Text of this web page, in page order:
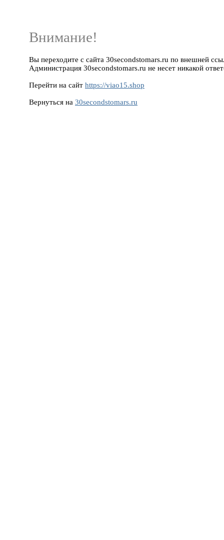
Внимание!
Вы переходите с сайта 30secondstomars.ru по внешней
Администрация 30secondstomars.ru не несет никакой
Перейти на сайт https://viao15.shop
Вернуться на 30secondstomars.ru